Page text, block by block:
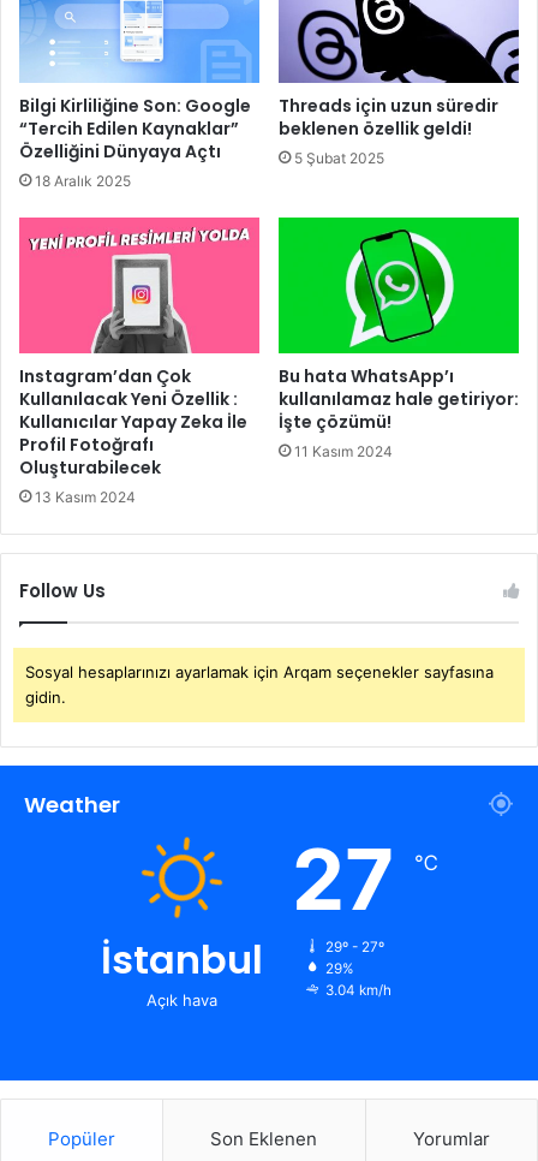
Bilgi Kirliliğine Son: Google
“Tercih Edilen Kaynaklar”
Özelliğini Dünyaya Açtı
18 Aralık 2025
Threads için uzun süredir
beklenen özellik geldi!
5 Şubat 2025
Instagram’dan Çok
Kullanılacak Yeni Özellik :
Kullanıcılar Yapay Zeka İle
Profil Fotoğrafı
Oluşturabilecek
13 Kasım 2024
Bu hata WhatsApp’ı
kullanılamaz hale getiriyor:
İşte çözümü!
11 Kasım 2024
Follow Us
Sosyal hesaplarınızı ayarlamak için Arqam seçenekler sayfasına
gidin.
Weather
İstanbul
Açık hava
27 ℃
29º - 27º
29%
3.04 km/h
Popüler Son Eklenen Yorumlar